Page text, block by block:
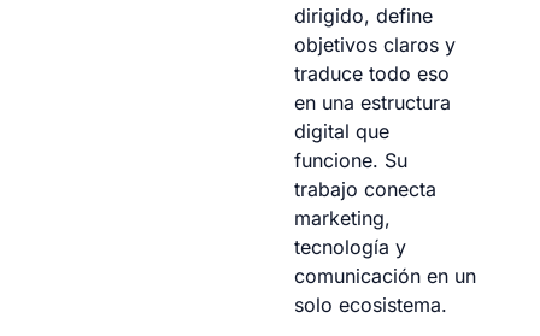
dirigido, define
objetivos claros y
traduce todo eso
en una estructura
digital que
funcione. Su
trabajo conecta
marketing,
tecnología y
comunicación en un
solo ecosistema.